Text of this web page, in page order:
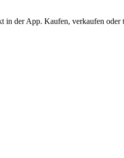
der App. Kaufen, verkaufen